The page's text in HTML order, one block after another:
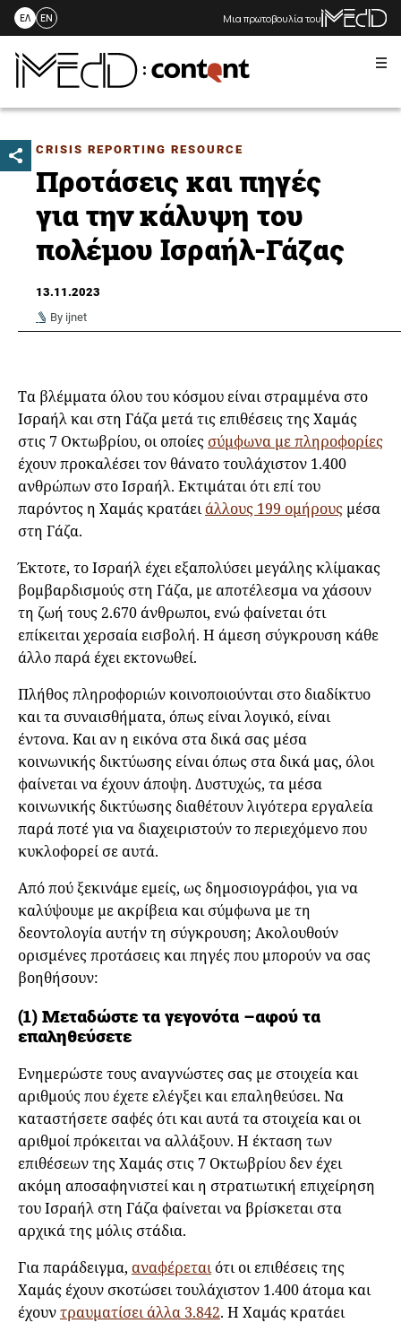
Skip
content
ΕΛ EN Μια πρωτοβουλία του
CRISIS REPORTING RESOURCE
Προτάσεις και πηγές
για την κάλυψη του
πολέμου Ισραήλ-Γάζας
13.11.2023
By ijnet
Τα βλέμματα όλου του κόσμου είναι στραμμένα στο
Ισραήλ και στη Γάζα μετά τις επιθέσεις της Χαμάς
στις 7 Οκτωβρίου, οι οποίες σύμφωνα με πληροφορίες
έχουν προκαλέσει τον θάνατο τουλάχιστον 1.400
ανθρώπων στο Ισραήλ. Εκτιμάται ότι επί του
παρόντος η Χαμάς κρατάειάλλους 199 ομήρους μέσα
στη Γάζα.
Έκτοτε, το Ισραήλ έχει εξαπολύσει μεγάλης κλίμακας
βομβαρδισμούς στη Γάζα, με αποτέλεσμα να χάσουν
τη ζωή τους 2.670 άνθρωποι, ενώ φαίνεται ότι
επίκειται χερσαία εισβολή. Η άμεση σύγκρουση κάθε
άλλο παρά έχει εκτονωθεί.
Πλήθος πληροφοριών κοινοποιούνται στο διαδίκτυο
και τα συναισθήματα, όπως είναι λογικό, είναι
έντονα. Και αν η εικόνα στα δικά σας μέσα
κοινωνικής δικτύωσης είναι όπως στα δικά μας, όλοι
φαίνεται να έχουν άποψη. Δυστυχώς, τα μέσα
κοινωνικής δικτύωσης διαθέτουν λιγότερα εργαλεία
παρά ποτέ για να διαχειριστούν το περιεχόμενο που
κυκλοφορεί σε αυτά.
Από πού ξεκινάμε εμείς, ως δημοσιογράφοι, για να
καλύψουμε με ακρίβεια και σύμφωνα με τη
δεοντολογία αυτήν τη σύγκρουση; Ακολουθούν
ορισμένες προτάσεις και πηγές που μπορούν να σας
βοηθήσουν:
(1) Μεταδώστε τα γεγονότα –αφού τα
επαληθεύσετε
Ενημερώστε τους αναγνώστες σας με στοιχεία και
αριθμούς που έχετε ελέγξει και επαληθεύσει. Να
καταστήσετε σαφές ότι και αυτά τα στοιχεία και οι
αριθμοί πρόκειται να αλλάξουν. Η έκταση των
επιθέσεων της Χαμάς στις 7 Οκτωβρίου δεν έχει
ακόμη αποσαφηνιστεί και η στρατιωτική επιχείρηση
του Ισραήλ στη Γάζα φαίνεται να βρίσκεται στα
αρχικά της μόλις στάδια.
Για παράδειγμα, αναφέρεταιότι οι επιθέσεις της
Χαμάς έχουν σκοτώσει τουλάχιστον 1.400 άτομα και
έχουντραυματίσει άλλα 3.842. Η Χαμάς κρατάει